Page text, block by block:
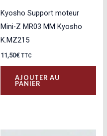
Kyosho Support moteur
Mini-Z MR03 MM Kyosho
K.MZ215
11,50€ TTC
AJOUTER AU
PANIER